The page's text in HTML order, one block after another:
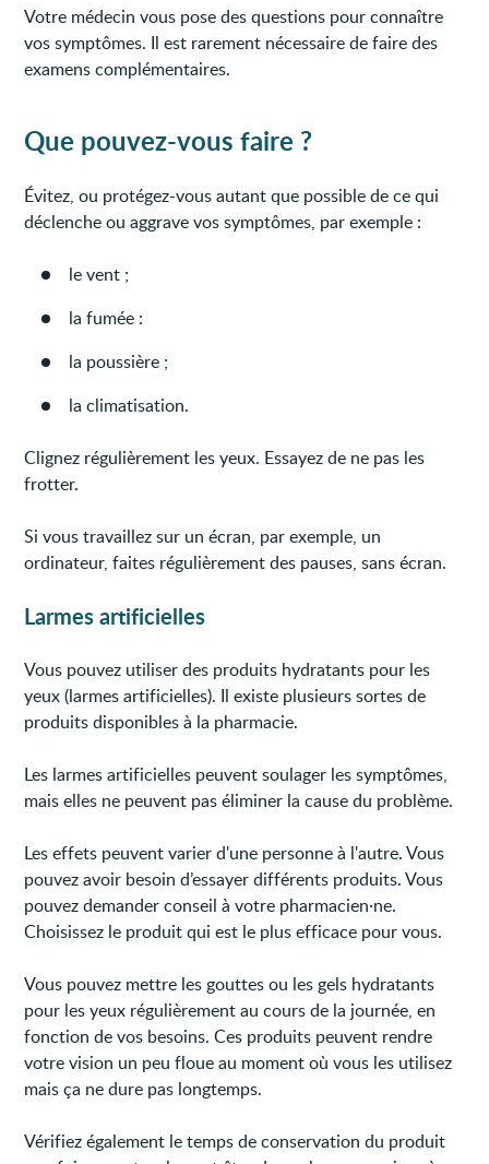
Votre médecin vous pose des questions pour connaître
vos symptômes. Il est rarement nécessaire de faire des
examens complémentaires.
Que pouvez-vous faire ?
Évitez, ou protégez-vous autant que possible de ce qui
déclenche ou aggrave vos symptômes, par exemple :
le vent ;
la fumée :
la poussière ;
la climatisation.
Clignez régulièrement les yeux. Essayez de ne pas les
frotter.
Si vous travaillez sur un écran, par exemple, un
ordinateur, faites régulièrement des pauses, sans écran.
Larmes artificielles
Vous pouvez utiliser des produits hydratants pour les
yeux (larmes artificielles). Il existe plusieurs sortes de
produits disponibles à la pharmacie.
Les larmes artificielles peuvent soulager les symptômes,
mais elles ne peuvent pas éliminer la cause du problème.
Les effets peuvent varier d'une personne à l'autre. Vous
pouvez avoir besoin d’essayer différents produits. Vous
pouvez demander conseil à votre pharmacien·ne.
Choisissez le produit qui est le plus efficace pour vous.
Vous pouvez mettre les gouttes ou les gels hydratants
pour les yeux régulièrement au cours de la journée, en
fonction de vos besoins. Ces produits peuvent rendre
votre vision un peu floue au moment où vous les utilisez
mais ça ne dure pas longtemps.
Vérifiez également le temps de conservation du produit